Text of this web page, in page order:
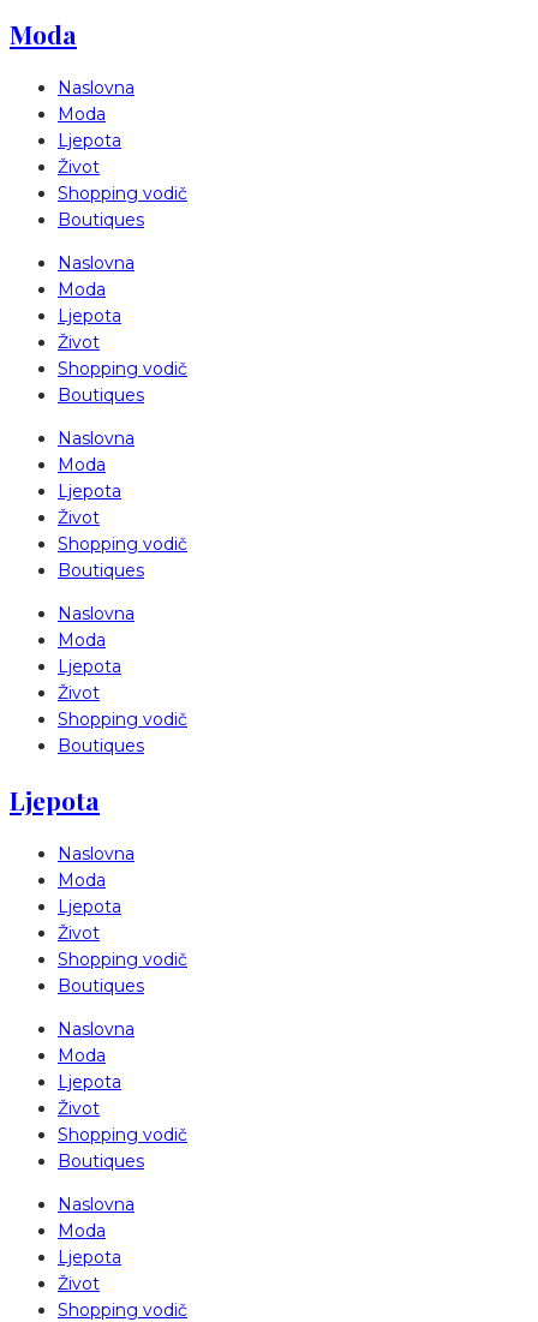
Moda
Naslovna
Moda
Ljepota
Život
Shopping vodič
Boutiques
Naslovna
Moda
Ljepota
Život
Shopping vodič
Boutiques
Naslovna
Moda
Ljepota
Život
Shopping vodič
Boutiques
Naslovna
Moda
Ljepota
Život
Shopping vodič
Boutiques
Ljepota
Naslovna
Moda
Ljepota
Život
Shopping vodič
Boutiques
Naslovna
Moda
Ljepota
Život
Shopping vodič
Boutiques
Naslovna
Moda
Ljepota
Život
Shopping vodič